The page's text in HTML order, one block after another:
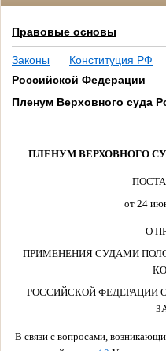
Правовые основы
Законы Конституция РФ
Российской Федерации
Пленум Верховного суда
ПЛЕНУМ ВЕРХОВНОГО
от 24
О
ПРИМЕНЕНИЯ СУДАМИ
РОССИЙСКОЙ ФЕДЕРАЦИИ
В связи с вопросами,